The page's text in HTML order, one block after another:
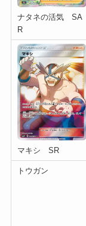
ナタネの活気 SA
R
マキシ SR
トウガン